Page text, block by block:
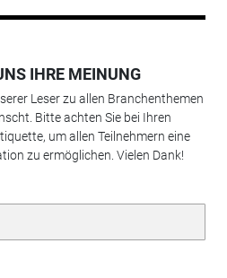
IHRE MEINUNG
Leser zu allen Branchenthemen
Bitte achten Sie bei Ihren
um allen Teilnehmern eine
zu ermöglichen. Vielen Dank!